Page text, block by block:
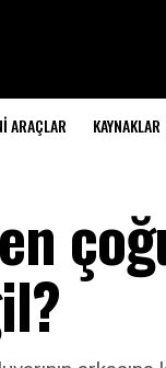
ARAÇLAR KAYNAKLAR